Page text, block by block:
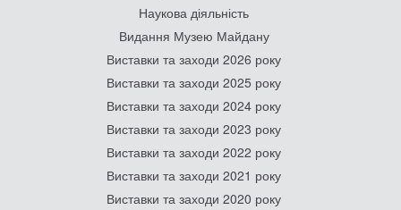
Наукова діяльність
Видання Музею Майдану
Виставки та заходи 2026 року
Виставки та заходи 2025 року
Виставки та заходи 2024 року
Виставки та заходи 2023 року
Виставки та заходи 2022 року
Виставки та заходи 2021 року
Виставки та заходи 2020 року